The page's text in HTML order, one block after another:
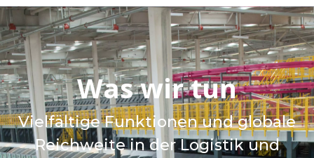
Was wir tun
Vielfältige Funktionen und globale
Reichweite in der Logistik und